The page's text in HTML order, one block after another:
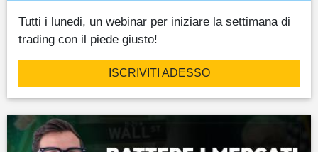
Tutti i lunedi, un webinar per iniziare la settimana di
trading con il piede giusto!
ISCRIVITI ADESSO